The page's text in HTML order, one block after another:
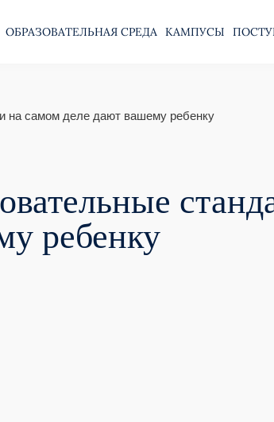
ОБРАЗОВАТЕЛЬНАЯ СРЕДА КАМПУСЫ
на самом деле дают вашему ребенку
ребенку